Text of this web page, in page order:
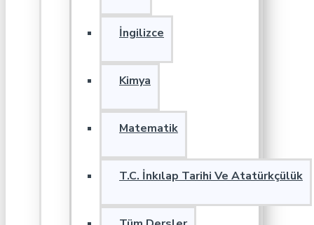
İngilizce
Kimya
Matematik
T.C. İnkılap Tarihi Ve Atatürkçülük